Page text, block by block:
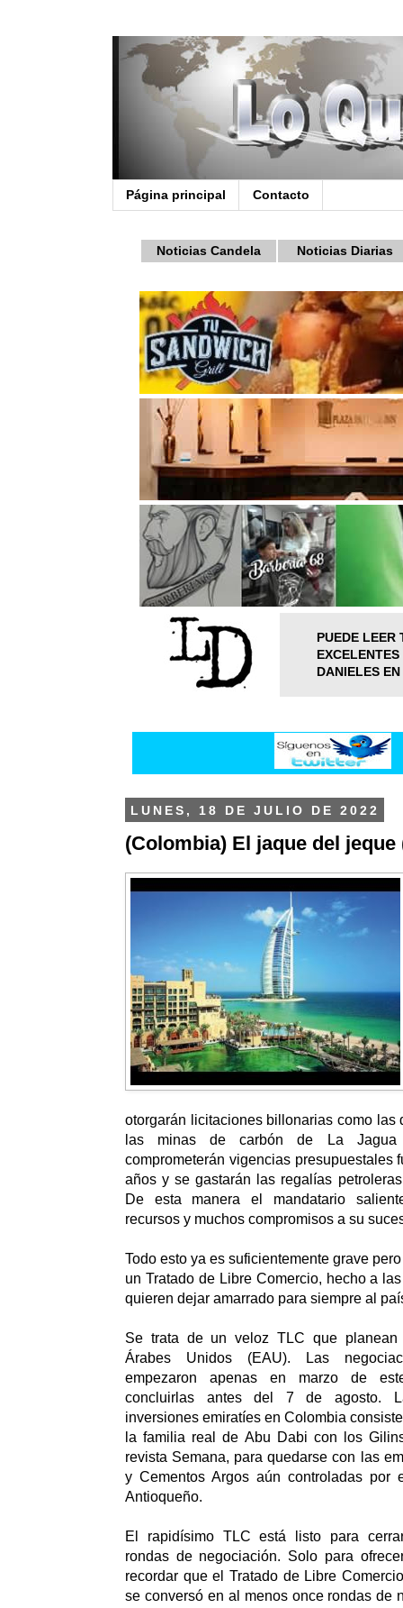
Página principal Contacto
Noticias Candela Noticias Diarias
PUEDE LEER
DANIELES
LUNES, 18 DE JULIO DE 2022
(Colombia) El jaque del jeque
otorgarán licitaciones billonarias como las
las minas de carbón de La Jagua
comprometerán vigencias presupuestales
años y se gastarán las regalías
De esta manera el mandatario
recursos y muchos compromisos a su
Todo esto ya es suficientemente grave
un Tratado de Libre Comercio, hecho a
quieren dejar amarrado para siempre al
Se trata de un veloz TLC que planean
Árabes Unidos (EAU). Las
empezaron apenas en marzo de
concluirlas antes del 7 de agosto.
inversiones emiratíes en Colombia
la familia real de Abu Dabi con los
revista Semana, para quedarse con las
y Cementos Argos aún controladas por
Antioqueño.
El rapidísimo TLC está listo para
rondas de negociación. Solo para
recordar que el Tratado de Libre
se conversó en al menos once rondas de